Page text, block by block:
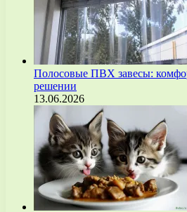
Полосовые ПВХ завесы:
решении
13.06.2026